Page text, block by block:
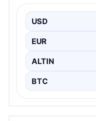
USD
EUR
ALTIN
BTC